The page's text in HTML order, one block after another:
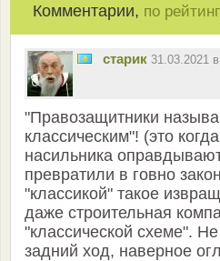
Комментарии, по
старик 31.03.2021
"Правозащитники
классическим"! (это
насильника
превратили в говно
"классикой" такое
даже строительная
"классической схеме".
задний ход, наверное